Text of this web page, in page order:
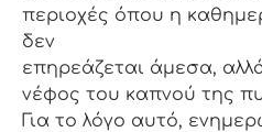
περιοχές όπου η
δεν
επηρεάζεται άμεσα,
νέφος του καπνού της
Για το λόγο αυτό,